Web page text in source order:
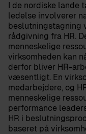
I de nordiske lande
ledelse involverer
beslutningstagning
rådgivning fra HR.
menneskelige
virksomheden kan
derfor bliver HR-
væsentligt. En
medarbejdere, og
menneskelige
performance
HR i
baseret på